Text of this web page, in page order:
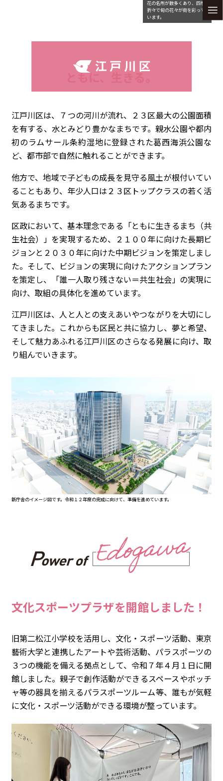
花の名所が数多くあり、四季
折々で旬の花々が街を彩って
います。
ともに、生きる。
江戸川区は、７つの河川が流れ、２３区最大の公園面積
を有する、水とみどり豊かなまちです。親水公園や都内
初のラムサール条約湿地に登録された葛西海浜公園な
ど、都市部で自然に触れることができます。
他方で、地域で子どもの成長を見守る風土が根付いてい
ることもあり、年少人口は２３区トップクラスの若く活
気あるまちです。
区政において、基本理念である「ともに生きるまち（共
生社会）」を実現するため、２１００年に向けた長期ビ
ジョンと２０３０年に向けた中期ビジョンを策定しまし
た。そして、ビジョンの実現に向けたアクションプラン
を策定し、「誰一人取り残さない＝共生社会」の実現に
向け、取組の具体化を進めています。
江戸川区は、人と人との支えあいやつながりを大切にし
てきました。これからも区民と共に協力し、夢と希望、
そして魅力あふれる江戸川区のさらなる発展に向け、取
り組んでいきます。
新庁舎のイメージ図です。令和１２年度の完成に向けて、準備を進めています。
文化スポーツプラザを開館しました！
旧第二松江小学校を活用し、文化・スポーツ活動、東京
藝術大学と連携したアートや芸術活動、パラスポーツの
３つの機能を備える拠点として、令和７年４月１日に開
館しました。親子で創作活動ができるスペースやボッチ
ャ等の器具を揃えるパラスポーツルーム等、誰もが気軽
に文化・スポーツ活動ができる環境が整っています。